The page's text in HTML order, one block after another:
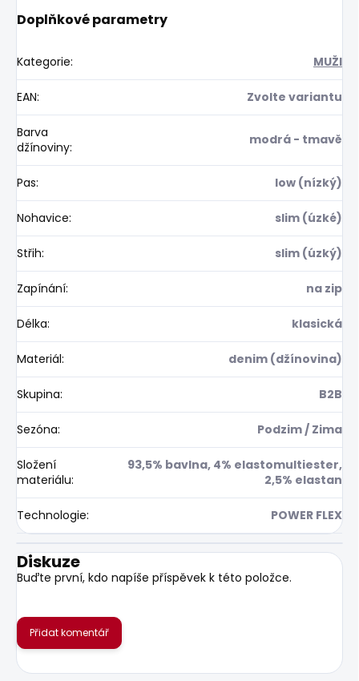
Doplňkové parametry
Kategorie: MUŽI
EAN: Zvolte variantu
Barva
džínoviny: modrá - tmavě
Pas: low (nízký)
Nohavice: slim (úzké)
Střih: slim (úzký)
Zapínání: na zip
Délka: klasická
Materiál: denim (džínovina)
Skupina: B2B
Sezóna: Podzim / Zima
Složení
materiálu:
93,5% bavlna, 4% elastomultiester,
2,5% elastan
Technologie: POWER FLEX
Diskuze
Buďte první, kdo napíše příspěvek k této položce.
Přidat komentář